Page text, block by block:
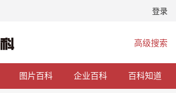
登录
高级搜索
图片百科 企业百科 百科知道